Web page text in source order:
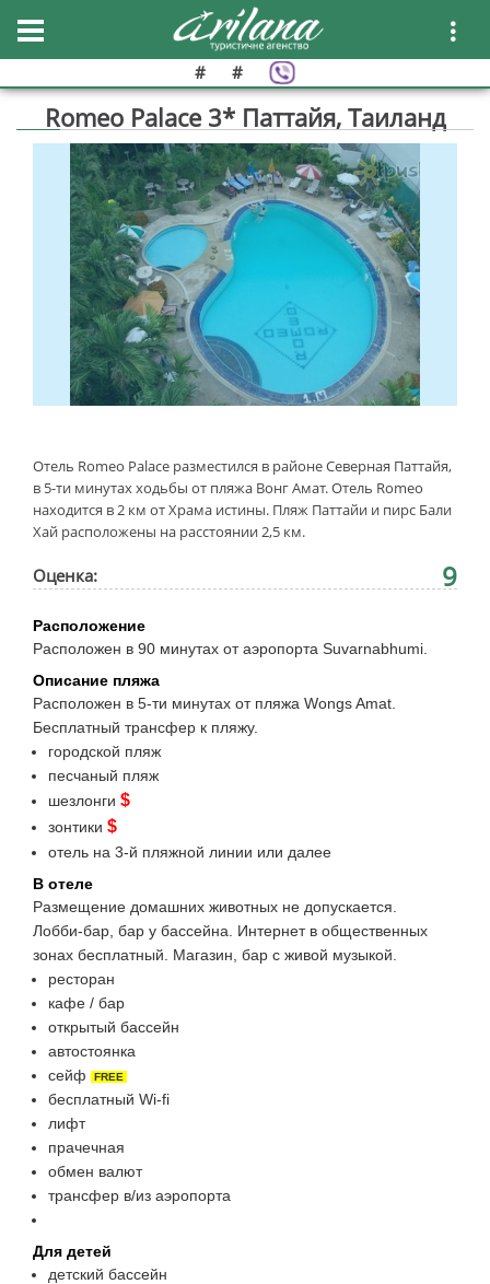
# #
Romeo Palace 3* Паттайя, Таиланд
Отель Romeo Palace разместился в районе Северная Паттайя,
в 5-ти минутах ходьбы от пляжа Вонг Амат. Отель Romeo
находится в 2 км от Храма истины. Пляж Паттайи и пирс Бали
Хай расположены на расстоянии 2,5 км.
Оценка: 9
Расположение
Расположен в 90 минутах от аэропорта Suvarnabhumi.
Описание пляжа
Расположен в 5-ти минутах от пляжа Wongs Amat.
Бесплатный трансфер к пляжу.
городской пляж
песчаный пляж
шезлонги $
зонтики $
отель на 3-й пляжной линии или далее
В отеле
Размещение домашних животных не допускается.
Лобби-бар, бар у бассейна. Интернет в общественных
зонах бесплатный. Магазин, бар с живой музыкой.
ресторан
кафе / бар
открытый бассейн
автостоянка
сейф
FREE
бесплатный Wi-fi
лифт
прачечная
обмен валют
трансфер в/из аэропорта
Для детей
детский бассейн